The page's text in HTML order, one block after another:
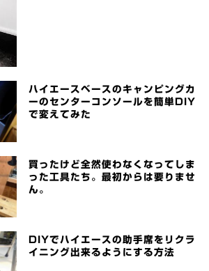
ハイエースベースのキャンピングカ
ーのセンターコンソールを簡単DIY
で変えてみた
買ったけど全然使わなくなってしま
った工具たち。最初からは要りませ
ん。
DIYでハイエースの助手席をリクラ
イニング出来るようにする方法